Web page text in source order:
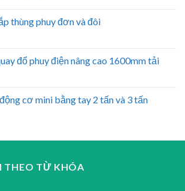
thùng phuy đơn và đôi
đổ phuy điện nâng cao 1600mm tải
cơ mini bằng tay 2 tấn và 3 tấn
THEO TỪ KHÓA